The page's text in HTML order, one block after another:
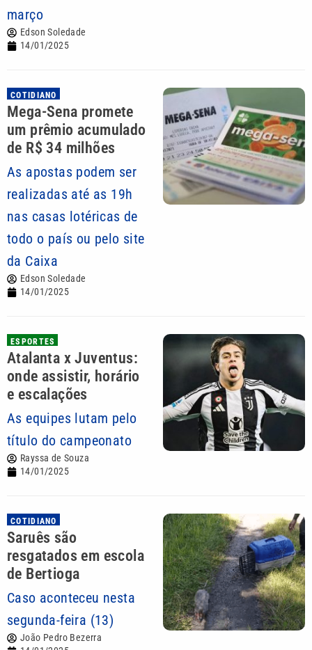
março
Edson Soledade
14/01/2025
COTIDIANO
Mega-Sena promete
um prêmio acumulado
de R$ 34 milhões
As apostas podem ser
realizadas até as 19h
nas casas lotéricas de
todo o país ou pelo site
da Caixa
Edson Soledade
14/01/2025
ESPORTES
Atalanta x Juventus:
onde assistir, horário
e escalações
As equipes lutam pelo
título do campeonato
Rayssa de Souza
14/01/2025
COTIDIANO
Saruês são
resgatados em escola
de Bertioga
Caso aconteceu nesta
segunda-feira (13)
João Pedro Bezerra